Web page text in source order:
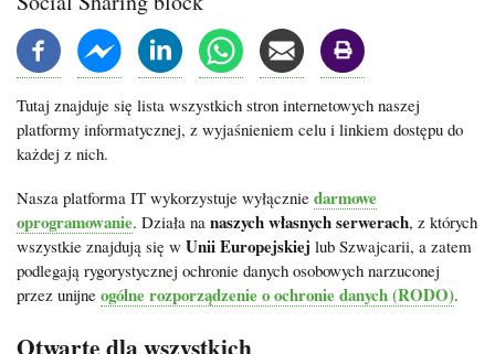
Tutaj znajduje się lista wszystkich stron internetowych naszej
platformy informatycznej, z wyjaśnieniem celu i linkiem dostępu do
każdej z nich.
Nasza platforma IT wykorzystuje wyłącznie darmowe
oprogramowanie. Działa na naszych własnych serwerach, z których
wszystkie znajdują się w Unii Europejskiej lub Szwajcarii, a zatem
podlegają rygorystycznej ochronie danych osobowych narzuconej
przez unijne ogólne rozporządzenie o ochronie danych (RODO).
Otwarte dla wszystkich